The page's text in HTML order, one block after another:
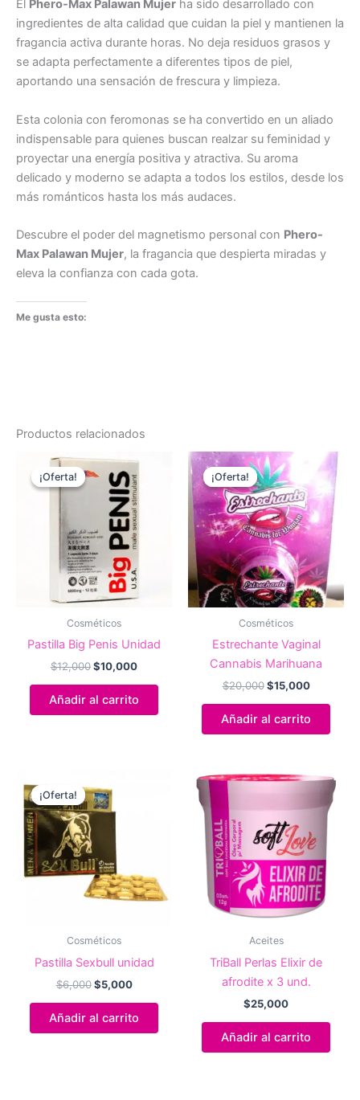
El Phero-Max Palawan Mujer ha sido desarrollado con
ingredientes de alta calidad que cuidan la piel y mantienen la
fragancia activa durante horas. No deja residuos grasos y
se adapta perfectamente a diferentes tipos de piel,
aportando una sensación de frescura y limpieza.
Esta colonia con feromonas se ha convertido en un aliado
indispensable para quienes buscan realzar su feminidad y
proyectar una energía positiva y atractiva. Su aroma
delicado y moderno se adapta a todos los estilos, desde los
más románticos hasta los más audaces.
Descubre el poder del magnetismo personal con Phero-
Max Palawan Mujer, la fragancia que despierta miradas y
eleva la confianza con cada gota.
Me gusta esto:
Productos relacionados
¡Oferta!
¡Oferta!
Cosméticos
Pastilla Big Penis Unidad
$12,000El
original
era:
$10,000El
es:
Añadir al carrito
¡Oferta!
¡Oferta!
Cosméticos
Estrechante Vaginal
Cannabis Marihuana
$20,000 El
original
era:
$15,000El
es:
Añadir al carrito
¡Oferta!
¡Oferta!
Cosméticos
Pastilla Sexbull unidad
$6,000 El
original
era:
$5,000El
es:
Añadir al carrito
Aceites
TriBall Perlas Elixir de
afrodite x 3 und.
$25,000
Añadir al carrito